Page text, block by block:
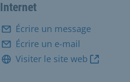
Internet
Écrire un message
Écrire un e-mail
Visiter le site web